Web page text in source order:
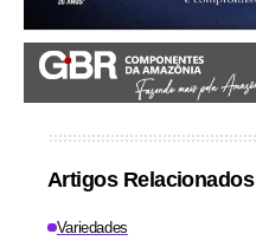
Artigos Relacionados
Variedades